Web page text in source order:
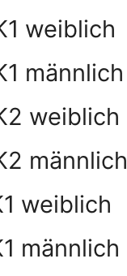
weiblich
männlich
weiblich
männlich
weiblich
männlich